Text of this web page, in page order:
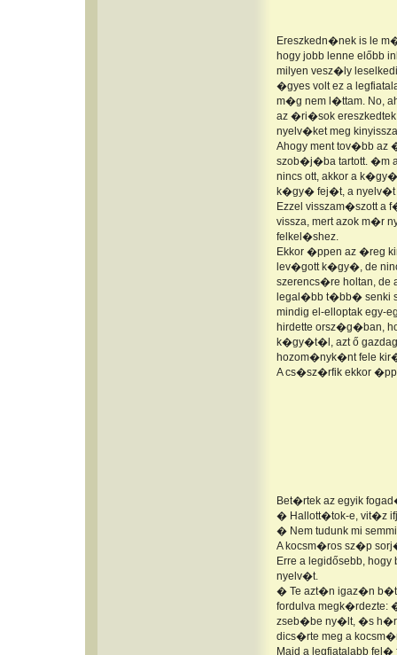
Ereszkedn�nek is le
hogy jobb lenne előbb
milyen vesz�ly
�gyes volt ez a
m�g nem l�ttam. No,
az �ri�sok
nyelv�ket meg
Ahogy ment tov�bb
szob�j�ba tartott. �m
nincs ott, akkor a
k�gy� fej�t, a nyelv�t
Ezzel visszam�szott a
vissza, mert azok m�r
felkel�shez.
Ekkor �ppen az �reg
lev�gott k�gy�, de
szerencs�re holtan,
legal�bb t�bb� senki
mindig el-elloptak
hirdette orsz�g�ban,
k�gy�t�l, azt ő
hozom�nyk�nt fele
A cs�sz�rfik ekkor
Bet�rtek az egyik
� Hallott�tok-e, vit�z
� Nem tudunk mi
A kocsm�ros sz�p
Erre a legidősebb,
nyelv�t.
� Te azt�n igaz�n
fordulva megk�rdezte:
zseb�be ny�lt, �s
dics�rte meg a
Majd a legfiatalabb fel�